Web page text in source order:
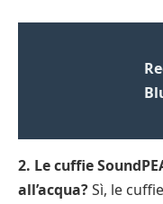
2. Le cuffie
all’acqua?Sì, le